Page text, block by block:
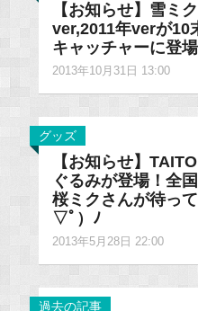
【お知らせ】雪ミ
ver,2011年verが10
キャッチャーに登
2013年10月31日 13:00
グッズ
【お知らせ】
ぐるみが登場！全
桜ミクさんが待っ
▽ﾟ）ﾉ
2013年5月28日 22:00
過去の記事